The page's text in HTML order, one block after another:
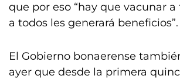
que por eso “hay que vacunar
a todos les generará beneficios”.
El Gobierno bonaerense
ayer que desde la primera